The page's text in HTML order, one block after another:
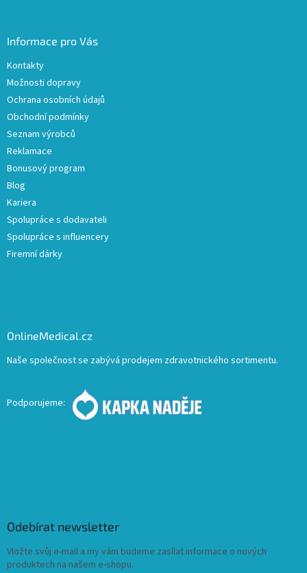
Informace pro Vás
Kontakty
Možnosti dopravy
Ochrana osobních údajů
Obchodní podmínky
Seznam výrobců
Reklamace
Bonusový program
Blog
Kariera
Spolupráce s dodavateli
Spolupráce s influencery
Firemní dárky
OnlineMedical.cz
Naše společnost se zabývá prodejem zdravotnického sortimentu.
Podporujeme:
Odebírat newsletter
Vložte svůj e-mail a my vám budeme zasílat informace o nových
produktech na našem e-shopu.